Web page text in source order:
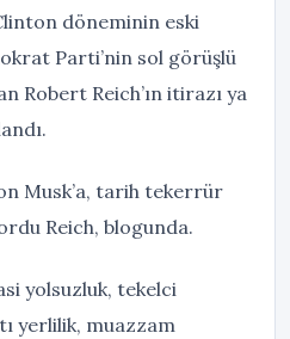
döneminin eski
Parti’nin sol görüşlü
Robert Reich’ın itirazı ya
Musk’a, tarih tekerrür
Reich, blogunda.
yolsuzluk, tekelci
yerlilik, muazzam